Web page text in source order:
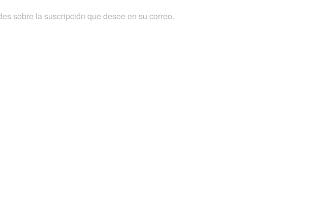
sobre la suscripción que desee en su correo.